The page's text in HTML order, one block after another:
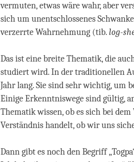
vermuten, etwas wäre wahr, aber
sich um unentschlossenes
verzerrte Wahrnehmung (tib. log-
Das ist eine breite Thematik, die
studiert wird. In der traditionellen
Jahr lang. Sie sind sehr wichtig, um
Einige Erkenntniswege sind gültig,
Thematik wissen, ob es sich bei
Verständnis handelt, ob wir uns
Dann gibt es noch den Begriff